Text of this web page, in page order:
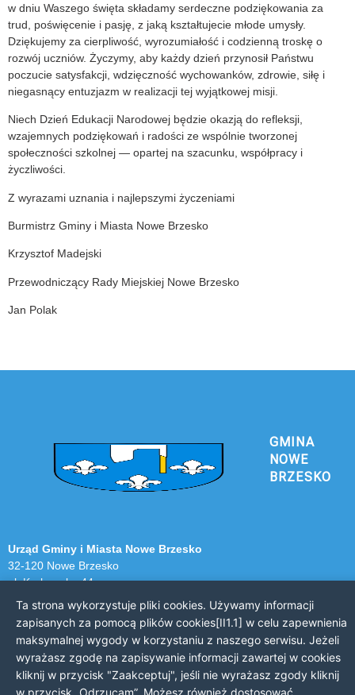
w dniu Waszego święta składamy serdeczne podziękowania za
trud, poświęcenie i pasję, z jaką kształtujecie młode umysły.
Dziękujemy za cierpliwość, wyrozumiałość i codzienną troskę o
rozwój uczniów. Życzymy, aby każdy dzień przynosił Państwu
poczucie satysfakcji, wdzięczność wychowanków, zdrowie, siłę i
niegasnący entuzjazm w realizacji tej wyjątkowej misji.
Niech Dzień Edukacji Narodowej będzie okazją do refleksji,
wzajemnych podziękowań i radości ze wspólnie tworzonej
społeczności szkolnej — opartej na szacunku, współpracy i
życzliwości.
Z wyrazami uznania i najlepszymi życzeniami
Burmistrz Gminy i Miasta Nowe Brzesko
Krzysztof Madejski
Przewodniczący Rady Miejskiej Nowe Brzesko
Jan Polak
GMINA
NOWE
BRZESKO
Urząd Gminy i Miasta Nowe Brzesko
32-120 Nowe Brzesko
ul. Krakowska 44
KONTAKT Z URZĘDEM
Telefon: 12 385 20 94
Faks: 12 385 03 55
Email: sekretariat@nowe-brzesko.pl
Ta strona wykorzystuje pliki cookies. Używamy informacji
zapisanych za pomocą plików cookies[II1.1] w celu zapewnienia
maksymalnej wygody w korzystaniu z naszego serwisu. Jeżeli
wyrażasz zgodę na zapisywanie informacji zawartej w cookies
kliknij w przycisk "Zaakceptuj", jeśli nie wyrażasz zgody kliknij
w przycisk „Odrzucam”. Możesz również dostosować